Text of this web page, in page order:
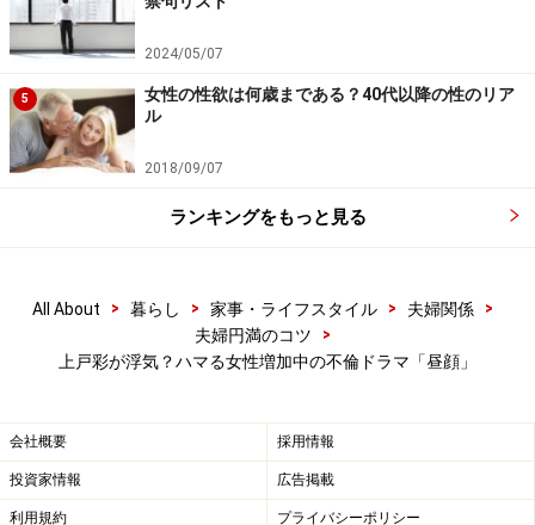
2024/05/07
5
女性の性欲は何歳まである？40代以降の性のリア
ル
2018/09/07
ランキングをもっと見る
All About > 暮らし > 家事・ライフスタイル > 夫婦関係
>
夫婦円満のコツ
>
上戸彩が浮気？ハマる女性増加中の不倫ドラマ「昼顔」
会社概要 採用情報
投資家情報 広告掲載
利用規約 プライバシーポリシー